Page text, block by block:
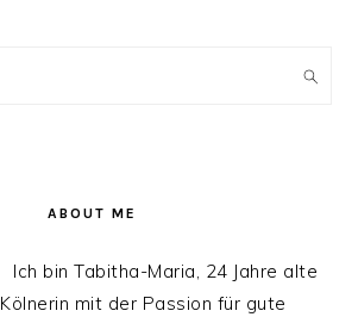
ABOUT ME
Ich bin Tabitha-Maria, 24 Jahre alte
Kölnerin mit der Passion für gute